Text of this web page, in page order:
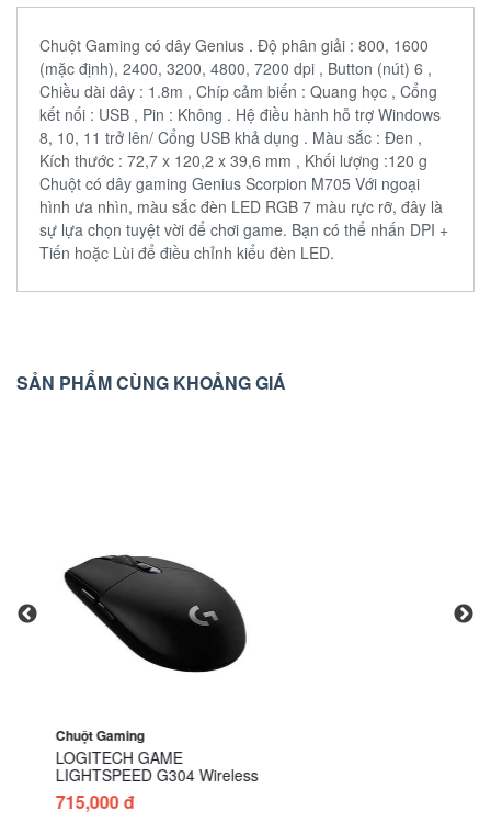
Chuột Gaming có dây Genius . Độ phân giải : 800, 1600
(mặc định), 2400, 3200, 4800, 7200 dpi , Button (nút) 6 ,
Chiều dài dây : 1.8m , Chíp cảm biến : Quang học , Cổng
kết nối : USB , Pin : Không . Hệ điều hành hỗ trợ Windows
8, 10, 11 trở lên/ Cổng USB khả dụng . Màu sắc : Đen ,
Kích thước : 72,7 x 120,2 x 39,6 mm , Khối lượng :120 g
Chuột có dây gaming Genius Scorpion M705 Với ngoại
hình ưa nhìn, màu sắc đèn LED RGB 7 màu rực rỡ, đây là
sự lựa chọn tuyệt vời để chơi game. Bạn có thể nhấn DPI +
Tiến hoặc Lùi để điều chỉnh kiểu đèn LED.
SẢN PHẨM CÙNG KHOẢNG GIÁ
Chuột Gaming
LOGITECH GAME
LIGHTSPEED G304 Wireless
715,000 đ